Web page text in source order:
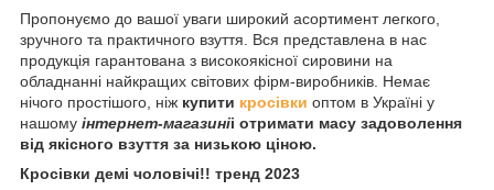
Пропонуємо до вашої уваги широкий асортимент легкого,
зручного та практичного взуття. Вся представлена в нас
продукція гарантована з високоякісної сировини на
обладнанні найкращих світових фірм-виробників. Немає
нічого простішого, ніж купити кросівки оптом в Україні у
нашому інтернет-магазиніі отримати масу задоволення
від якісного взуття за низькою ціною.
Кросівки демі чоловічі!! тренд 2023